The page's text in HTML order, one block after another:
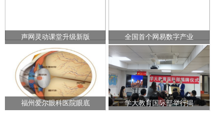
声网灵动课堂升级新版 全国首个网易数字产业
福州爱尔眼科医院眼底 学大教育国际部举行揭